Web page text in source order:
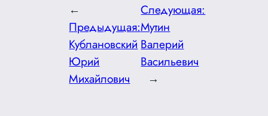
←
Предыдущая:
Кублановский
Юрий
Михайлович
Следующая:
Мутин
Валерий
Васильевич
→